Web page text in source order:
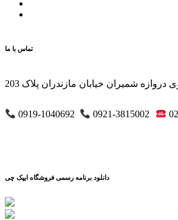
تماس با ما
شمیران خیابان مازندران پلاک 203
0919-1040692 0921-3815002
دانلود برنامه رسمی فروشگاه ایپک چی